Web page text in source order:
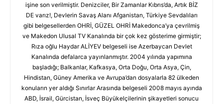
işine son verilmiştir. Denizciler, Bir Zamanlar Kıbrıs’da, Artık BİZ
DE varız!, Devlerin Savaş Alanı Afganistan, Türkiye Sevdalıları
gibi belgesellerden OHRİ, GÜZEL OHRİ Makedonca’ya çevrilmiş
ve Makedon Ulusal TV Kanalında bir çok kez gösterime girmiştir;
Rıza oğlu Haydar ALİYEV belgeseli ise Azerbaycan Devlet
Kanalında defalarca yayınlanmıştır. 2004 yılında yapımına
başladığı; Balkanlar, Kafkasya, Orta Doğu, Orta Asya, Çin,
Hindistan, Güney Amerika ve Avrupa’dan dosyalarla 82 ülkeden
konuların yer aldığı Sınırlar Arasında belgeseli 2008 mayıs ayında
ABD, İsrail, Gürcistan, İsveç Büyükelçilerinin şikayetleri sonucu